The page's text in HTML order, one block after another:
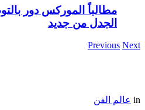
مطالباً الموركس دور
الجدل من جديد
Previous Next
in عالم الفن